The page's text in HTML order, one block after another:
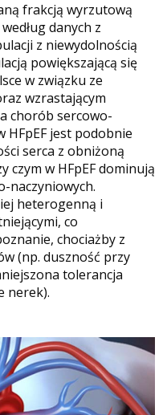
frakcją wyrzutową
danych z
z niewydolnością
powiększającą się
w związku ze
wzrastającym
chorób sercowo-
HFpEF jest podobnie
serca z obniżoną
czym w HFpEF dominują
naczyniowych.
heterogenną i
co
chociażby z
(np. duszność przy
tolerancja
nerek).